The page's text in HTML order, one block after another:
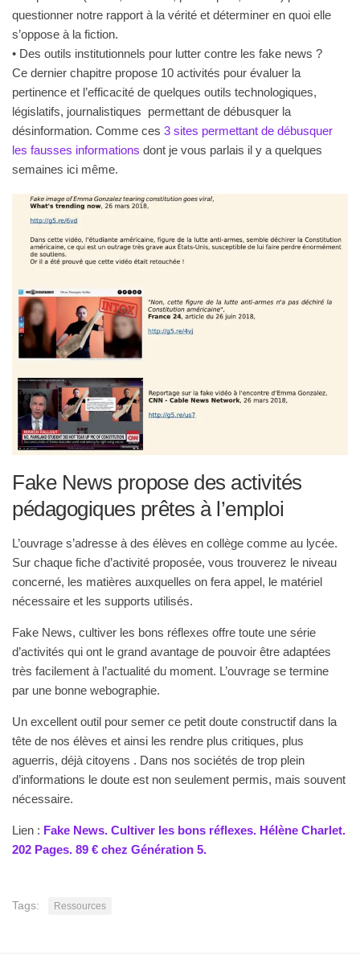
questionner notre rapport à la vérité et déterminer en quoi elle
s’oppose à la fiction.
• Des outils institutionnels pour lutter contre les fake news ?
Ce dernier chapitre propose 10 activités pour évaluer la
pertinence et l’efficacité de quelques outils technologiques,
législatifs, journalistiques permettant de débusquer la
désinformation. Comme ces 3 sites permettant de débusquer
les fausses informations dont je vous parlais il y a quelques
semaines ici même.
Fake News propose des activités
pédagogiques prêtes à l’emploi
L’ouvrage s’adresse à des élèves en collège comme au lycée.
Sur chaque fiche d’activité proposée, vous trouverez le niveau
concerné, les matières auxquelles on fera appel, le matériel
nécessaire et les supports utilisés.
Fake News, cultiver les bons réflexes offre toute une série
d’activités qui ont le grand avantage de pouvoir être adaptées
très facilement à l’actualité du moment. L’ouvrage se termine
par une bonne webographie.
Un excellent outil pour semer ce petit doute constructif dans la
tête de nos élèves et ainsi les rendre plus critiques, plus
aguerris, déjà citoyens . Dans nos sociétés de trop plein
d’informations le doute est non seulement permis, mais souvent
nécessaire.
Lien : Fake News. Cultiver les bons réflexes. Hélène Charlet.
202 Pages. 89 € chez Génération 5.
Tags: Ressources